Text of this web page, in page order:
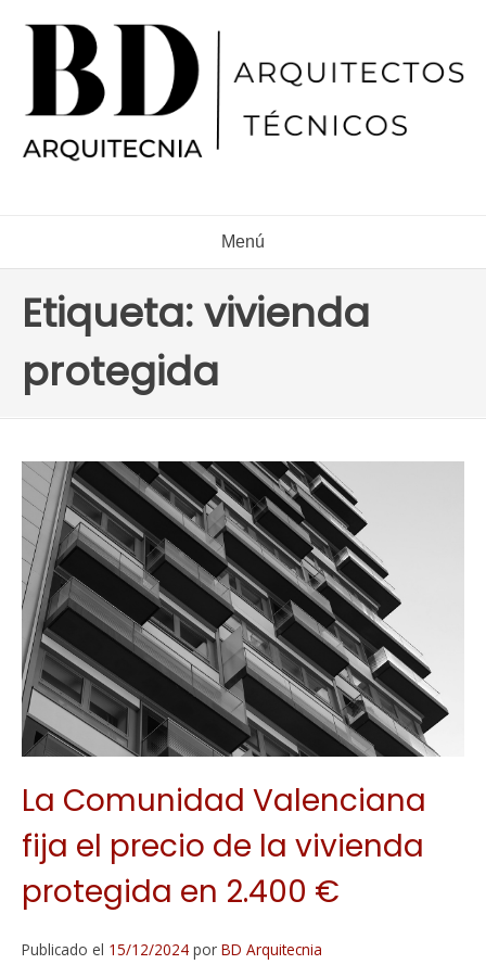
contenido
Menú
Etiqueta:vivienda
protegida
La Comunidad Valenciana
fija el precio de la vivienda
protegida en 2.400 €
Publicado el 15/12/2024 por BD Arquitecnia